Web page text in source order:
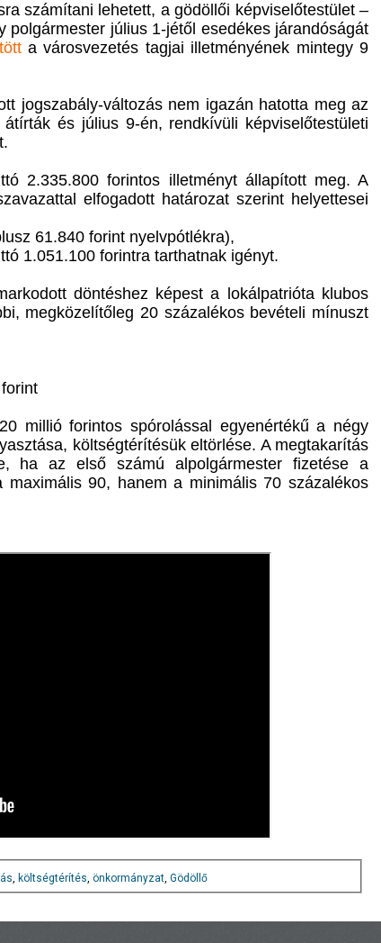
számítani lehetett, a gödöllői képviselőtestület –
július 1-jétől esedékes járandóságát
a városvezetés tagjai illetményének mintegy 9
jogszabály-változás nem igazán hatotta meg az
és július 9-én, rendkívüli képviselőtestületi
2.335.800 forintos illetményt állapított meg. A
elfogadott határozat szerint helyettesei
61.840 forint nyelvpótlékra),
1.051.100 forintra tarthatnak igényt.
döntéshez képest a lokálpatrióta klubos
megközelítőleg 20 százalékos bevételi mínuszt
millió forintos spórolással egyenértékű a négy
költségtérítésük eltörlése. A megtakarítás
ha az első számú alpolgármester fizetése a
90, hanem a minimális 70 százalékos
, költségtérítés, önkormányzat, Gödöllő